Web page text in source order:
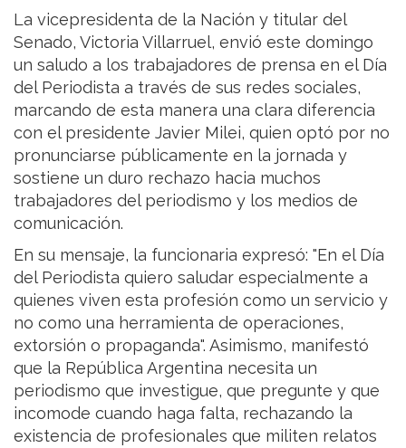
La vicepresidenta de la Nación y titular del
Senado, Victoria Villarruel, envió este domingo
un saludo a los trabajadores de prensa en el Día
del Periodista a través de sus redes sociales,
marcando de esta manera una clara diferencia
con el presidente Javier Milei, quien optó por no
pronunciarse públicamente en la jornada y
sostiene un duro rechazo hacia muchos
trabajadores del periodismo y los medios de
comunicación.
En su mensaje, la funcionaria expresó: "En el Día
del Periodista quiero saludar especialmente a
quienes viven esta profesión como un servicio y
no como una herramienta de operaciones,
extorsión o propaganda". Asimismo, manifestó
que la República Argentina necesita un
periodismo que investigue, que pregunte y que
incomode cuando haga falta, rechazando la
existencia de profesionales que militen relatos